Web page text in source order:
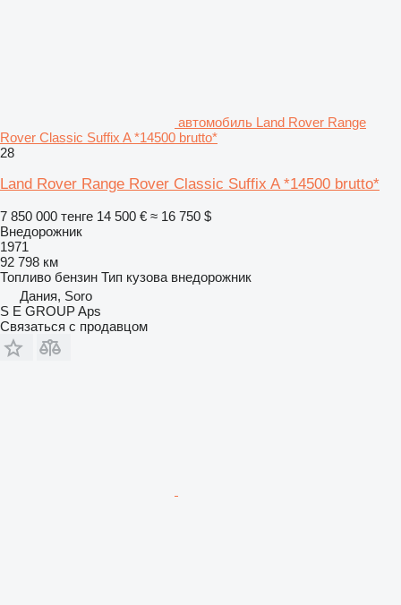
автомобиль Land Rover Range
Rover Classic Suffix A *14500 brutto*
28
Land Rover Range Rover Classic Suffix A *14500 brutto*
7 850 000 тенге 14 500 € ≈ 16 750 $
Внедорожник
1971
92 798 км
Топливо бензин Тип кузова внедорожник
Дания, Soro
S E GROUP Aps
Связаться с продавцом